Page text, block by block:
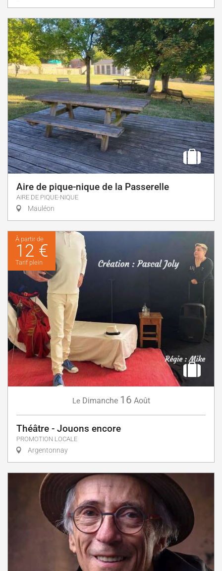
Aire de pique-nique de la Passerelle
AIRE DE PIQUE-NIQUE
Mauléon
À partir de
12 €
Tarif plein
Le Dimanche 16 Août
Théâtre - Jouons encore
PROMOTION LOCALE
Argentonnay